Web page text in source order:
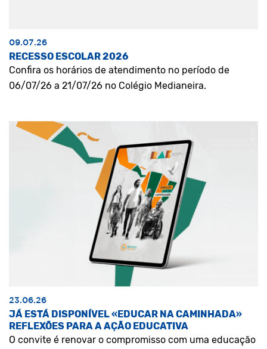
09.07.26
RECESSO ESCOLAR 2026
Confira os horários de atendimento no período de
06/07/26 a 21/07/26 no Colégio Medianeira.
23.06.26
JÁ ESTÁ DISPONÍVEL «EDUCAR NA CAMINHADA»
REFLEXÕES PARA A AÇÃO EDUCATIVA
O convite é renovar o compromisso com uma educação